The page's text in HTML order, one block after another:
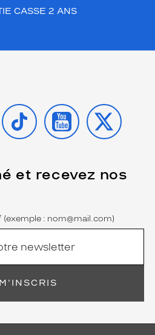
CASSE 2 ANS
TIKTOK YOUTUBE
X
et recevez nos
(exemple : nom@mail.com)